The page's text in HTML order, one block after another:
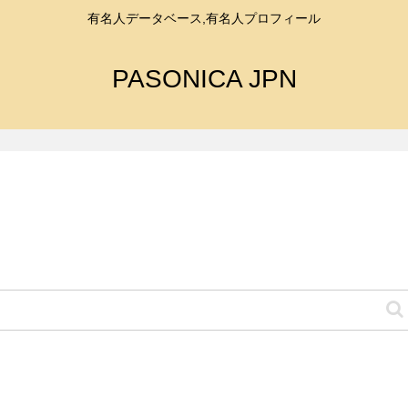
有名人データベース,有名人プロフィール
PASONICA JPN